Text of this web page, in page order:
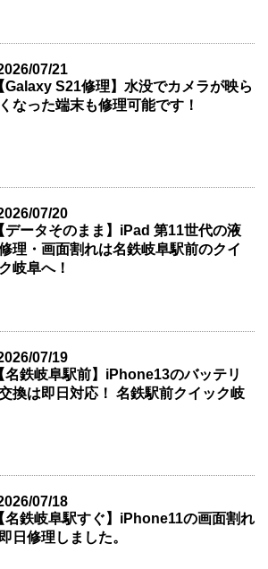
07/21
Galaxy S21修理】水没でカメラが映ら
なった端末も修理可能です！
07/20
データそのまま】iPad 第11世代の液
理・画面割れは名鉄岐阜駅前のクイ
岐阜へ！
07/19
名鉄岐阜駅前】iPhone13のバッテリ
換は即日対応！ 名鉄駅前クイック岐
07/18
名鉄岐阜駅すぐ】iPhone11の画面割れ
日修理しました。